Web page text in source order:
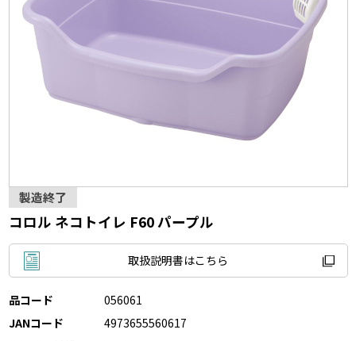
製造終了
コロル ネコトイレ F60 パープル
取扱説明書はこちら
品コード
056061
JANコード
4973655560617